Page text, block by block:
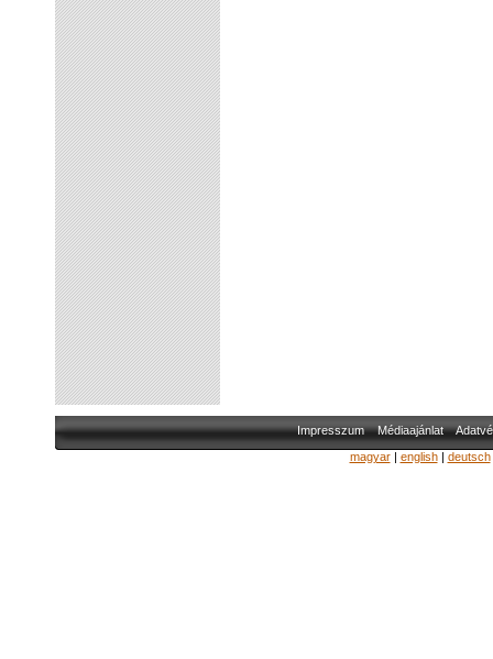
Impresszum Médiaajánlat
magyar| english| deutsch